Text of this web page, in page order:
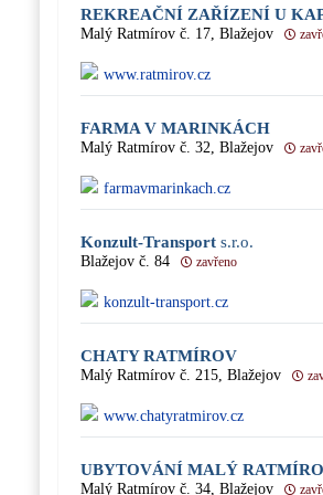
REKREAČNÍ ZAŘÍZENÍ U
Malý Ratmírov č. 17, Blažejov
www.ratmirov.cz
FARMA V MARINKÁCH
Malý Ratmírov č. 32, Blažejov
farmavmarinkach.cz
Konzult-Transport s.r.o.
Blažejov č. 84 zavřeno
konzult-transport.cz
CHATY RATMÍROV
Malý Ratmírov č. 215, Blažejov
www.chatyratmirov.cz
UBYTOVÁNÍ MALÝ
Malý Ratmírov č. 34, Blažejov